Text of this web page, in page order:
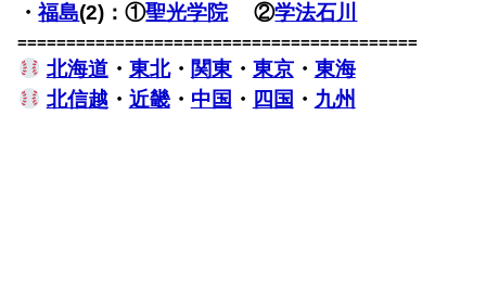
・福島(2)：①聖光学院②学法石川
=========================================
北海道・ 東北・ 関東・ 東京・ 東海
北信越・ 近畿・ 中国 ・ 四国 ・ 九州